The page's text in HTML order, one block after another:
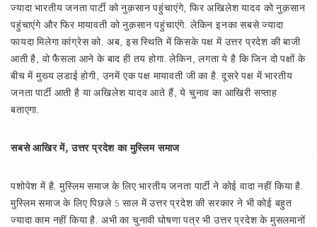
ज्यादा भारतीय जनता पार्टी को नुक़सान पहुंचाएंगे, फिर अखिलेश यादव को नुक़सान
पहुंचाएंगे और फिर मायावती को नुक़सान पहुंचाएंगे. लेकिन इनका सबसे ज्यादा
फायदा मिलेगा कांग्रेस को. अब, इस स्थिति में किसके पक्ष में उत्तर प्रदेश की बाजी
आती है, वो फैसला आने के बाद ही तय होगा. लेकिन, लगता ये है कि जिन दो पक्षों के
बीच में मुख्य ल़डाई होगी, उनमें एक पक्ष मायावती जी का है. दूसरे पक्ष में भारतीय
जनता पार्टी आती है या अखिलेश यादव आते हैं, ये चुनाव का आखिरी सप्ताह
बताएगा.
सबसे आखिर में,उत्तर प्रदेश का मुस्लिम समाज
पशोपेश में है. मुस्लिम समाज के लिए भारतीय जनता पार्टी ने कोई वादा नहीं किया है.
मुस्लिम समाज के लिए पिछले 5 साल में उत्तर प्रदेश की सरकार ने भी कोई बहुत
ज्यादा काम नहीं किया है. अभी का चुनावी घोषणा पत्र भी उत्तर प्रदेश के मुसलमानों